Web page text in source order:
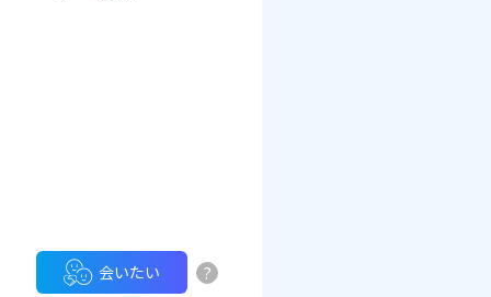
会いたい ?